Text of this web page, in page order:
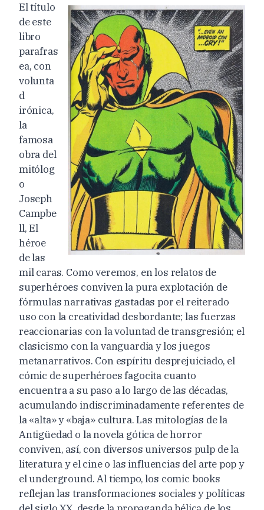
El título
de este
libro
parafras
ea, con
volunta
d
irónica,
la
famosa
obra del
mitólog
o
Joseph
Campbe
ll, El
héroe
de las
mil caras. Como veremos, en los relatos de
superhéroes conviven la pura explotación de
fórmulas narrativas gastadas por el reiterado
uso con la creatividad desbordante; las fuerzas
reaccionarias con la voluntad de transgresión; el
clasicismo con la vanguardia y los juegos
metanarrativos. Con espíritu desprejuiciado, el
cómic de superhéroes fagocita cuanto
encuentra a su paso a lo largo de las décadas,
acumulando indiscriminadamente referentes de
la «alta» y «baja» cultura. Las mitologías de la
Antigüedad o la novela gótica de horror
conviven, así, con diversos universos pulp de la
literatura y el cine o las influencias del arte pop y
el underground. Al tiempo, los comic books
reflejan las transformaciones sociales y políticas